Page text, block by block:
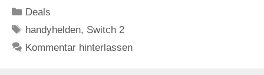
Kategorien
Deals
Schlagwörter
handyhelden, Switch 2
Kommentar hinterlassen